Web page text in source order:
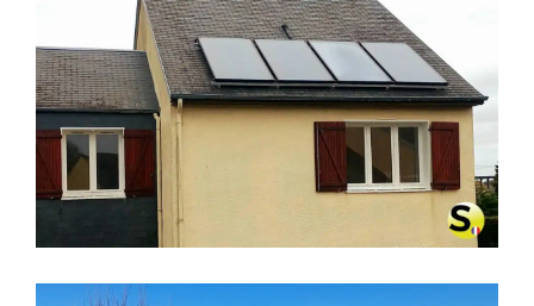
CHAUFFAGE SOLAIRE SOLISART À
CHERBOURG (50129)